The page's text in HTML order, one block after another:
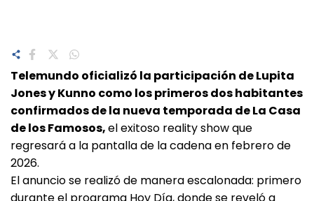
Telemundo oficializó la participación de Lupita
Jones y Kunno como los primeros dos habitantes
confirmados de la nueva temporada de La Casa
de los Famosos,el exitoso reality show que
regresará a la pantalla de la cadena en febrero de
2026.
El anuncio se realizó de manera escalonada: primero